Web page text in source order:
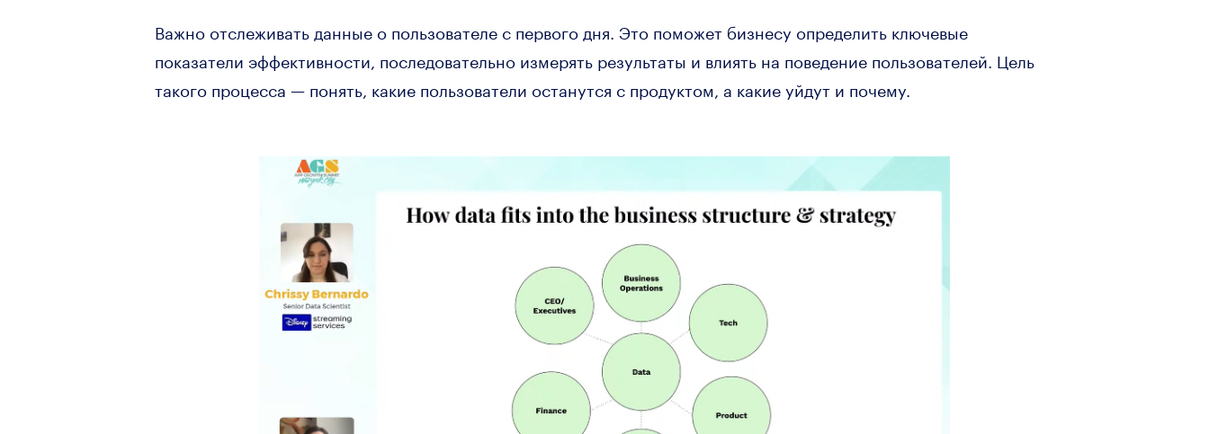
Важно отслеживать данные о пользователе с первого дня. Это поможет бизнесу определить ключевые
показатели эффективности, последовательно измерять результаты и влиять на поведение пользователей. Цель
такого процесса — понять, какие пользователи останутся с продуктом, а какие уйдут и почему.